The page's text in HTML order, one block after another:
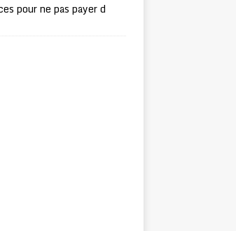
pour ne pas payer d